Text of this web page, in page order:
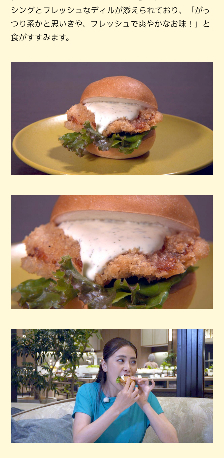
シングとフレッシュなディルが添えられており、「がっ
つり系かと思いきや、フレッシュで爽やかなお味！」と
食がすすみます。